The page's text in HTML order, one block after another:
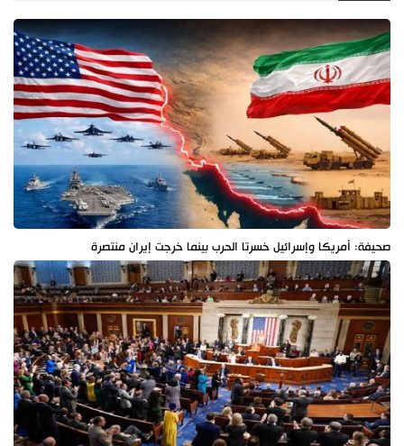
صحيفة: أمريكا وإسرائيل خسرتا الحرب بينما خرجت إيران منتصرة